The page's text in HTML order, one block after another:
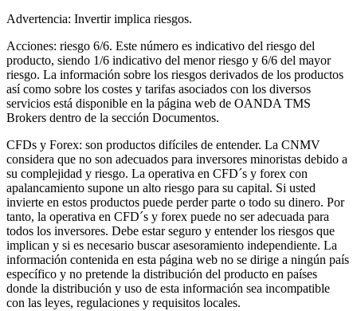
Advertencia: Invertir implica riesgos.
Acciones: riesgo 6/6. Este número es indicativo del riesgo del
producto, siendo 1/6 indicativo del menor riesgo y 6/6 del mayor
riesgo. La información sobre los riesgos derivados de los productos
así como sobre los costes y tarifas asociados con los diversos
servicios está disponible en la página web de OANDA TMS
Brokers dentro de la sección Documentos.
CFDs y Forex: son productos difíciles de entender. La CNMV
considera que no son adecuados para inversores minoristas debido a
su complejidad y riesgo. La operativa en CFD´s y forex con
apalancamiento supone un alto riesgo para su capital. Si usted
invierte en estos productos puede perder parte o todo su dinero. Por
tanto, la operativa en CFD´s y forex puede no ser adecuada para
todos los inversores. Debe estar seguro y entender los riesgos que
implican y si es necesario buscar asesoramiento independiente. La
información contenida en esta página web no se dirige a ningún país
específico y no pretende la distribución del producto en países
donde la distribución y uso de esta información sea incompatible
con las leyes, regulaciones y requisitos locales.